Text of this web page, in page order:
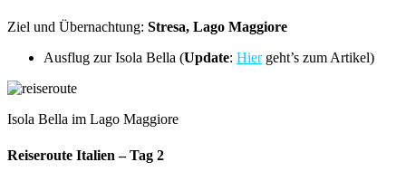
Ziel und Übernachtung: Stresa, Lago Maggiore
Ausflug zur Isola Bella (Update: Hier geht’s zum Artikel)
Isola Bella im Lago Maggiore
Reiseroute Italien – Tag 2